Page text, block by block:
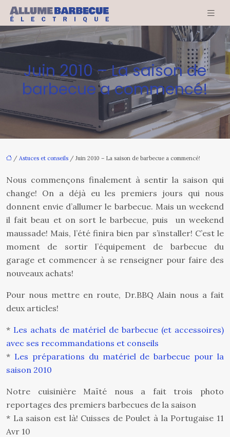
Juin 2010 – La saison de
barbecue a commencé!
/ Astuces et conseils / Juin 2010 – La saison de barbecue a commencé!
Nous commençons finalement à sentir la saison qui
change! On a déjà eu les premiers jours qui nous
donnent envie d’allumer le barbecue. Mais un weekend
il fait beau et on sort le barbecue, puis un weekend
maussade! Mais, l’été finira bien par s’installer! C’est le
moment de sortir l’équipement de barbecue du
garage et commencer à se renseigner pour faire des
nouveaux achats!
Pour nous mettre en route, Dr.BBQ Alain nous a fait
deux articles!
* Les achats de matériel de barbecue (et accessoires)
avec ses recommandations et conseils
* Les préparations du matériel de barbecue pour la
saison 2010
Notre cuisinière Maïté nous a fait trois photo
reportages des premiers barbecues de la saison
* La saison est là! Cuisses de Poulet à la Portugaise 11
Avr 10